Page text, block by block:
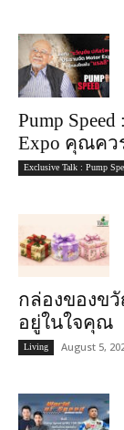
Pump
Expo คุณคว
Exclusive Talk : Pump
กล่องของข
อยู่ในใจคุณ
Living August 5,